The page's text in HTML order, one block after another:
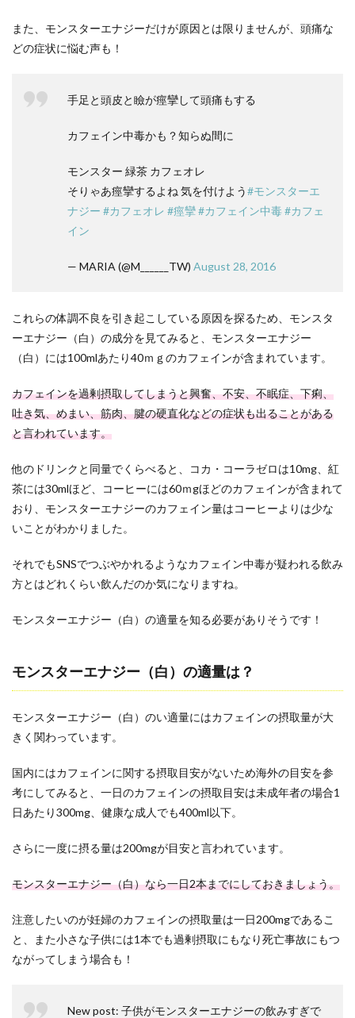
また、モンスターエナジーだけが原因とは限りませんが、頭痛な
どの症状に悩む声も！
手足と頭皮と瞼が痙攣して頭痛もする
カフェイン中毒かも？知らぬ間に
モンスター 緑茶 カフェオレ
そりゃあ痙攣するよね 気を付けよう#モンスターエ
ナジー #カフェオレ #痙攣#カフェイン中毒#カフェ
イン
— MARIA (@M______TW) August 28, 2016
これらの体調不良を引き起こしている原因を探るため、モンスタ
ーエナジー（白）の成分を見てみると、モンスターエナジー
（白）には100mlあたり40ｍｇのカフェインが含まれています。
カフェインを過剰摂取してしまうと興奮、不安、不眠症、下痢、
吐き気、めまい、筋肉、腱の硬直化などの症状も出ることがある
と言われています。
他のドリンクと同量でくらべると、コカ・コーラゼロは10mg、紅
茶には30mlほど、コーヒーには60ｍgほどのカフェインが含まれて
おり、モンスターエナジーのカフェイン量はコーヒーよりは少な
いことがわかりました。
それでもSNSでつぶやかれるようなカフェイン中毒が疑われる飲み
方とはどれくらい飲んだのか気になりますね。
モンスターエナジー（白）の適量を知る必要がありそうです！
モンスターエナジー（白）の適量は？
モンスターエナジー（白）のい適量にはカフェインの摂取量が大
きく関わっています。
国内にはカフェインに関する摂取目安がないため海外の目安を参
考にしてみると、一日のカフェインの摂取目安は未成年者の場合1
日あたり300mg、健康な成人でも400ml以下。
さらに一度に摂る量は200mgが目安と言われています。
モンスターエナジー（白）なら一日2本までにしておきましょう。
注意したいのが妊婦のカフェインの摂取量は一日200mgであるこ
と、また小さな子供には1本でも過剰摂取にもなり死亡事故にもつ
ながってしまう場合も！
New post: 子供がモンスターエナジーの飲みすぎで